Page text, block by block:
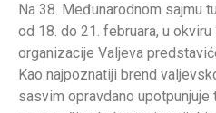
Na 38. Međunarodnom sajmu
od 18. do 21. februara, u
organizacije Valjeva
Kao najpoznatiji brend
sasvim opravdano upotpunjuje